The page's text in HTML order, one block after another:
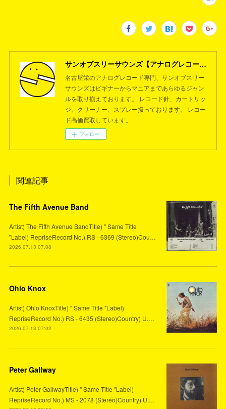
サンオブスリーサウンズ【アナログレコード専門店】名古屋栄
名古屋栄のアナログレコード専門、サンオブスリー
サウンズはビギナーからマニアまであらゆるジャン
ルを取り揃えております。 レコード針、カートリッ
ジ、クリーナー、スプレー扱っております。 レコー
ド高価買取しています。
フォロー
関連記事
The Fifth Avenue Band
Artist) The Fifth Avenue BandTitle) " Same Title
"Label) RepriseRecord No.) RS - 6369 (Stereo)Cou…
2026.07.13 07:08
Ohio Knox
Artist) Ohio KnoxTitle) " Same Title "Label)
RepriseRecord No.) RS - 6435 (Stereo)Country) U.…
2026.07.13 07:02
Peter Gallway
Artist) Peter GallwayTitle) " Same Title "Label)
RepriseRecord No.) MS - 2078 (Stereo)Country) U.…